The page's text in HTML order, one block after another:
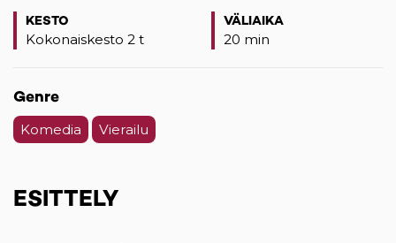
KESTO
Kokonaiskesto 2 t
VÄLIAIKA
20 min
Genre
Komedia Vierailu
ESITTELY